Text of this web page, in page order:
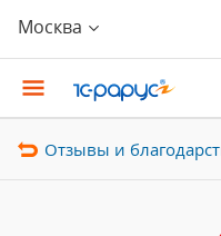
Москва
Отзывы и